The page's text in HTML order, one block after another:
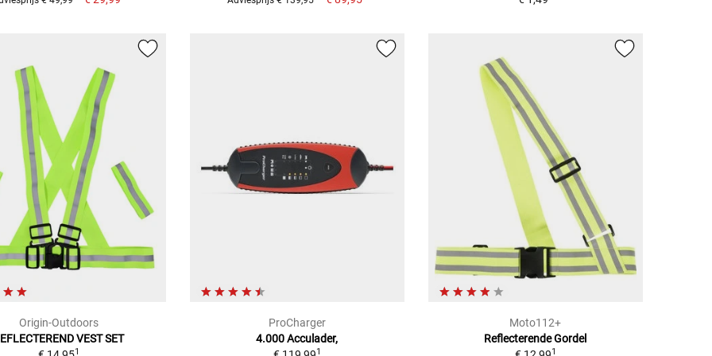
Origin-Outdoors
VEST SET
1
ProCharger
4.000 Acculader,
1
Moto112+
Reflecterende Gordel
1